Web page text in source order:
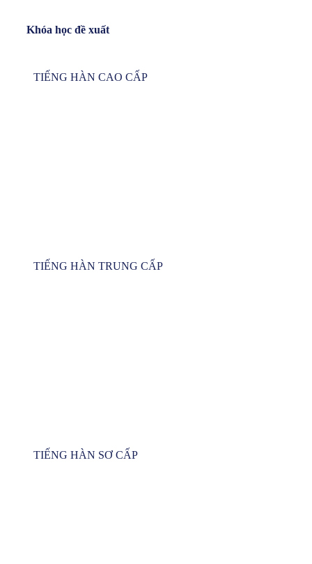
Khóa học đề xuất
TIẾNG HÀN CAO CẤP
TIẾNG HÀN TRUNG CẤP
TIẾNG HÀN SƠ CẤP